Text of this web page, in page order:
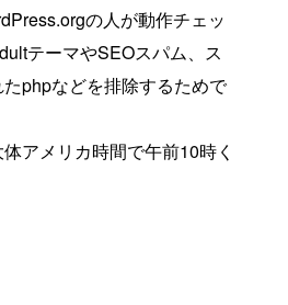
の人が動作チェッ
テーマやSEOスパム、ス
phpなどを排除するためで
アメリカ時間で午前10時く